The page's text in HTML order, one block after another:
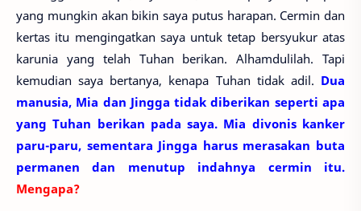
yang mungkin akan bikin saya putus harapan. Cermin dan
kertas itu mengingatkan saya untuk tetap bersyukur atas
karunia yang telah Tuhan berikan. Alhamdulilah. Tapi
kemudian saya bertanya, kenapa Tuhan tidak adil. Dua
manusia, Mia dan Jingga tidak diberikan seperti apa
yang Tuhan berikan pada saya. Mia divonis kanker
paru-paru, sementara Jingga harus merasakan buta
permanen dan menutup indahnya cermin itu.
Mengapa?